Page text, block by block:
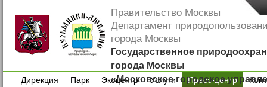
Правительство Москвы
Департамент
города Москвы
Государственное
города Москвы
«Московское городское
Дирекция
Парк
Экоцентр
Услуги
Пресс-центр